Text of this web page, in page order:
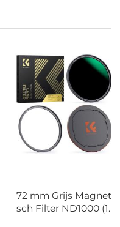
72 mm Grijs Magneti
sch Filter ND1000 (10